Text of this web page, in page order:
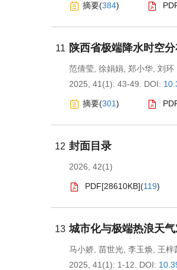
摘要(384)
11 陕西省极端降水时空
范倩莹 徐娟娟 郑小华 刘环
2025, 41(1): 43-49.
DOI:
摘要(301)
12 封面目录
2026, 42(1)
PDF[28610KB](119)
13 城市化与极端热浪天
马小娇 苗世光 李玉焕 王梓
2025, 41(1): 1-12.
DOI: